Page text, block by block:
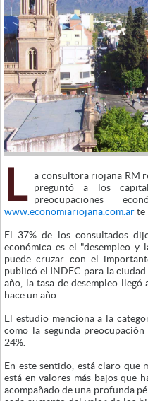
L
a consultora riojana RM
preguntó a los
preocupaciones
www.economiariojana.com.arte
El 37% de los consultados
económica es el "desempleo y
puede cruzar con el
publicó el INDEC para la
año, la tasa de desempleo
hace un año.
El estudio menciona a la
como la segunda
24%.
En este sentido, está claro que
está en valores más bajos que
acompañado de una profunda